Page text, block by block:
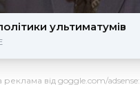
ультиматумів
від goggle.com/adsense: